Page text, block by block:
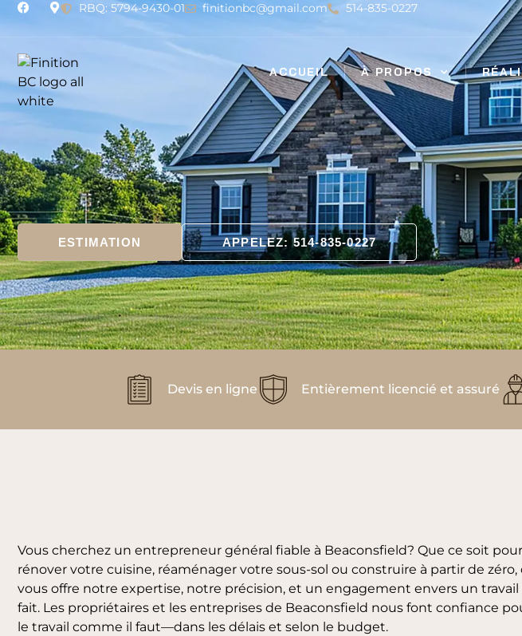
RBQ: 5794-9430-01 finitionbc@gmail.com 514-835-0227
ACCUEIL À PROPOS
ESTIMATION APPELEZ: 514-835-0227
Devis en ligne Entièrement licencié et assuré
Vous cherchez un entrepreneur général fiable à Beaconsfield? Que ce soit pour
rénover votre cuisine, réaménager votre sous-sol ou construire à partir de zéro,
vous offre notre expertise, notre précision, et un engagement envers un travail
fait. Les propriétaires et les entreprises de Beaconsfield nous font confiance
le travail comme il faut—dans les délais et selon le budget.